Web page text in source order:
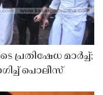
പ്രതിഷേധ മാർച്ച്;
പൊലീസ്